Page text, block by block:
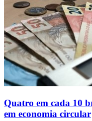
Quatro em cada 10
em economia circular